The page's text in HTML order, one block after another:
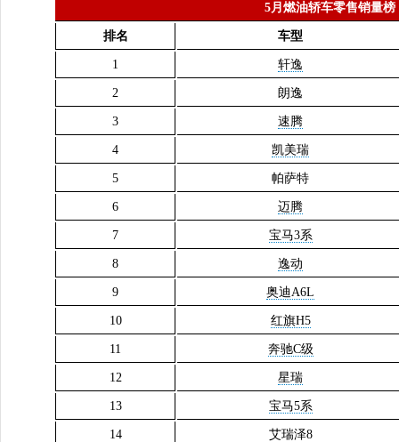
5月燃油轿车零售销量榜
排名 车型
1 轩逸
2 朗逸
3 速腾
4 凯美瑞
5 帕萨特
6 迈腾
7 宝马3系
8 逸动
9 奥迪A6L
10 红旗H5
11 奔驰C级
12 星瑞
13 宝马5系
14 艾瑞泽8